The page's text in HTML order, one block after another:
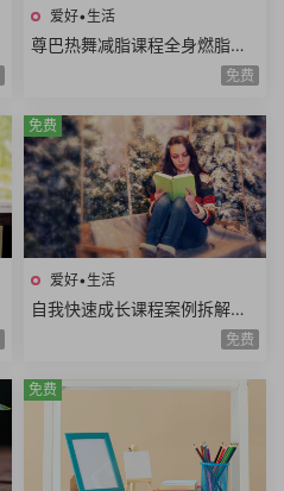
爱好•生活
尊巴热舞减脂课程全身燃脂美
胸塑型缩腰平腹提臀塑腿Zumb
免费
爱好•生活
自我快速成长课程案例拆解职
场学习生活场景高效成长方法
免费
免费
免费